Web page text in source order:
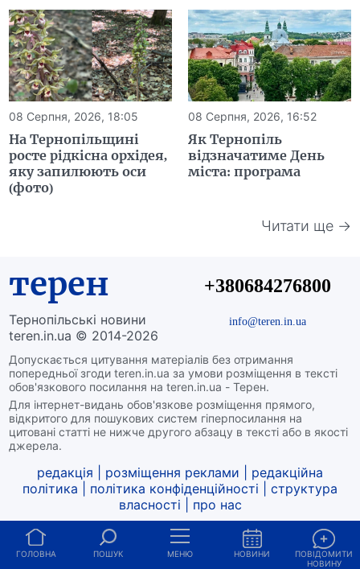
08 Серпня, 2026, 18:05
На Тернопільщині
росте рідкісна орхідея,
яку запилюють оси
(фото)
08 Серпня, 2026, 16:52
Як Тернопіль
відзначатиме День
міста: програма
Читати ще →
терен
Тернопільські новини
teren.in.ua © 2014-2026
Допускається цитування матеріалів без отримання
попередньої згоди teren.in.ua за умови розміщення в тексті
обов'язкового посилання на teren.in.ua - Терен.
Для інтернет-видань обов'язкове розміщення прямого,
відкритого для пошукових систем гіперпосилання на
цитовані статті не нижче другого абзацу в тексті або в якості
джерела.
+380684276800
info@teren.in.ua
редакція розміщення реклами
редакційна
політика
політика конфіденційності
структура
власності
про нас
ГОЛОВНА ПОШУК МЕНЮ НОВИНИ
ПОВІДОМИТИ
НОВИНУ